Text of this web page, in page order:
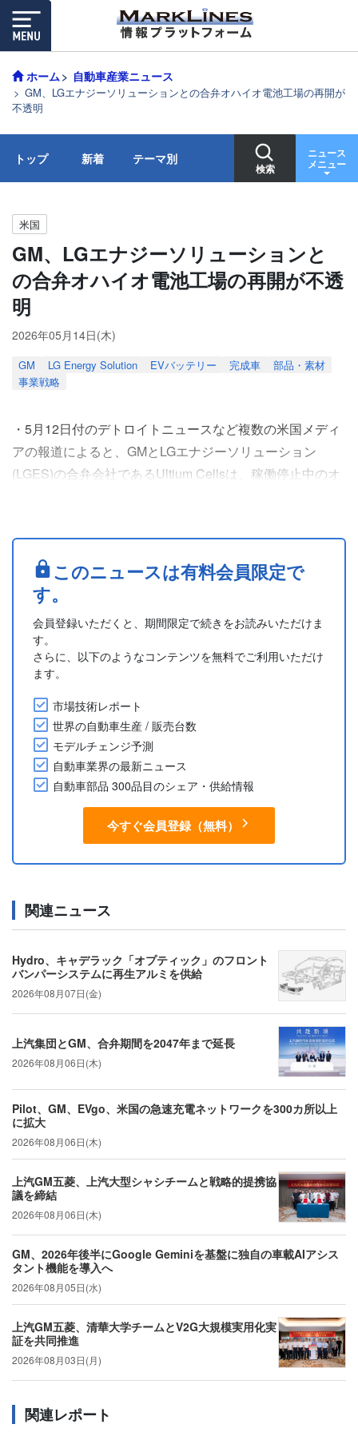
ホーム 自動車産業ニュース
GM、LGエナジーソリューションとの合弁オハイオ電池工場の再開が
不透明
トップ 新着 テーマ別
検索
ニュース
メニュー
米国
GM、LGエナジーソリューションと
の合弁オハイオ電池工場の再開が不透
明
2026年05月14日(木)
GM LG Energy Solution EVバッテリー 完成車
部品・素材
事業戦略
・5月12日付のデトロイトニュースなど複数の米国メディ
アの報道によると、GMとLGエナジーソリューション
(LGES)の合弁会社であるUltium Cellsは、稼働停止中のオ
どまると発表し、レイオフされた数百人の従業員の復帰計
画は依然として不透明であることを明らかにした。
・GMとLGESは2026年1月、EVの需要低....
このニュースは有料会員限定で
す。
会員登録いただくと、期間限定で続きをお読みいただけま
す。
さらに、以下のようなコンテンツを無料でご利用いただけ
ます。
市場技術レポート
世界の自動車生産 / 販売台数
モデルチェンジ予測
自動車業界の最新ニュース
自動車部品 300品目のシェア・供給情報
今すぐ会員登録（無料）
関連ニュース
Hydro、キャデラック「オプティック」のフロント
バンパーシステムに再生アルミを供給
2026年08月07日(金)
上汽集団とGM、合弁期間を2047年まで延長
2026年08月06日(木)
Pilot、GM、EVgo、米国の急速充電ネットワークを300カ所以上
に拡大
2026年08月06日(木)
上汽GM五菱、上汽大型シャシチームと戦略的提携協
議を締結
2026年08月06日(木)
GM、2026年後半にGoogle Geminiを基盤に独自の車載AIアシス
タント機能を導入へ
2026年08月05日(水)
上汽GM五菱、清華大学チームとV2G大規模実用化実
証を共同推進
2026年08月03日(月)
関連レポート